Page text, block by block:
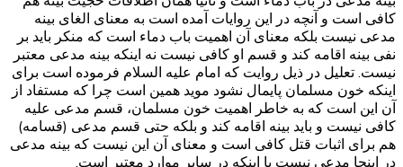
کافی است و آنچه در این روایات آمده است به معنای الغای بینه
مدعی نیست بلکه معنای آن اهمیت باب دماء است که منکر باید بر
نفی بینه اقامه کند و قسم او کافی نیست نه اینکه بینه مدعی معتبر
نیست. تعلیل در ذیل روایت که امام علیه السلام فرموده است برای
اینکه خون مسلمان پایمال نشود موید همین است چرا که مستفاد از
آن این است که به خاطر اهمیت خون مسلمان، قسم مدعی علیه
کافی نیست و باید بینه اقامه کند و بلکه حتی قسم مدعی (قسامه)
هم برای اثبات قتل کافی است و معنای آن این نیست که بینه مدعی
در اینجا مدعی نیست با اینکه در سایر موارد معتبر است.